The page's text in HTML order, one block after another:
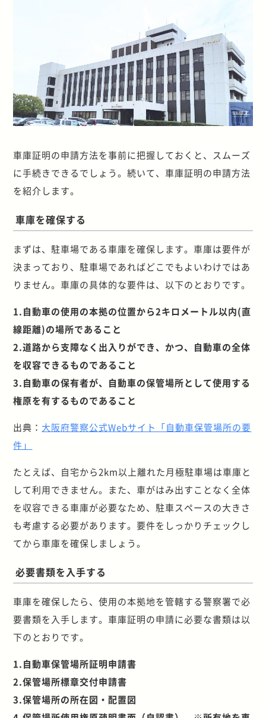
車庫証明の申請方法を事前に把握しておくと、スムーズ
に手続きできるでしょう。続いて、車庫証明の申請方法
を紹介します。
車庫を確保する
まずは、駐車場である車庫を確保します。車庫は要件が
決まっており、駐車場であればどこでもよいわけではあ
りません。車庫の具体的な要件は、以下のとおりです。
1.自動車の使用の本拠の位置から2キロメートル以内(直
線距離)の場所であること
2.道路から支障なく出入りができ、かつ、自動車の全体
を収容できるものであること
3.自動車の保有者が、自動車の保管場所として使用する
権原を有するものであること
出典： 大阪府警察公式Webサイト「自動車保管場所の要
件」
たとえば、自宅から2km以上離れた月極駐車場は車庫と
して利用できません。また、車がはみ出すことなく全体
を収容できる車庫が必要なため、駐車スペースの大きさ
も考慮する必要があります。要件をしっかりチェックし
てから車庫を確保しましょう。
必要書類を入手する
車庫を確保したら、使用の本拠地を管轄する警察署で必
要書類を入手します。車庫証明の申請に必要な書類は以
下のとおりです。
1.自動車保管場所証明申請書
2.保管場所標章交付申請書
3.保管場所の所在図・配置図